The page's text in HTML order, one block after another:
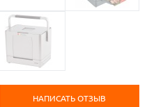
НАПИСАТЬ ОТЗЫВ